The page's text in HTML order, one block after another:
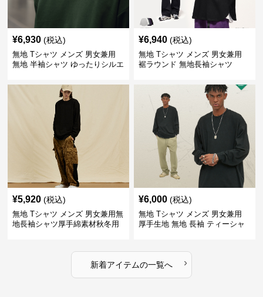
¥6,930 (税込)
無地 Tシャツ メンズ 男女兼用
無地 半袖シャツ ゆったりシルエ
¥6,940 (税込)
無地 Tシャツ メンズ 男女兼用
裾ラウンド 無地長袖シャツ
¥5,920 (税込)
無地 Tシャツ メンズ 男女兼用無
地長袖シャツ厚手綿素材秋冬用
¥6,000 (税込)
無地 Tシャツ メンズ 男女兼用
厚手生地 無地 長袖 ティーシャ
新着アイテムの一覧へ ›